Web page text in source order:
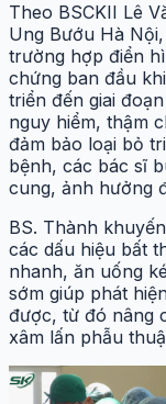
Theo BSCKII Lê
Ung Bướu Hà
trường hợp điển
chứng ban đầu
triển đến giai
nguy hiểm, thậm
đảm bảo loại bỏ
bệnh, các bác sĩ
cung, ảnh hưởng
BS. Thành
các dấu hiệu bất
nhanh, ăn uống
sớm giúp phát
được, từ đó nâng
xâm lấn phẫu